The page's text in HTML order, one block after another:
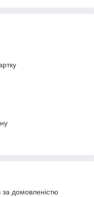
домовленістю